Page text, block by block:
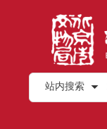
站内搜索